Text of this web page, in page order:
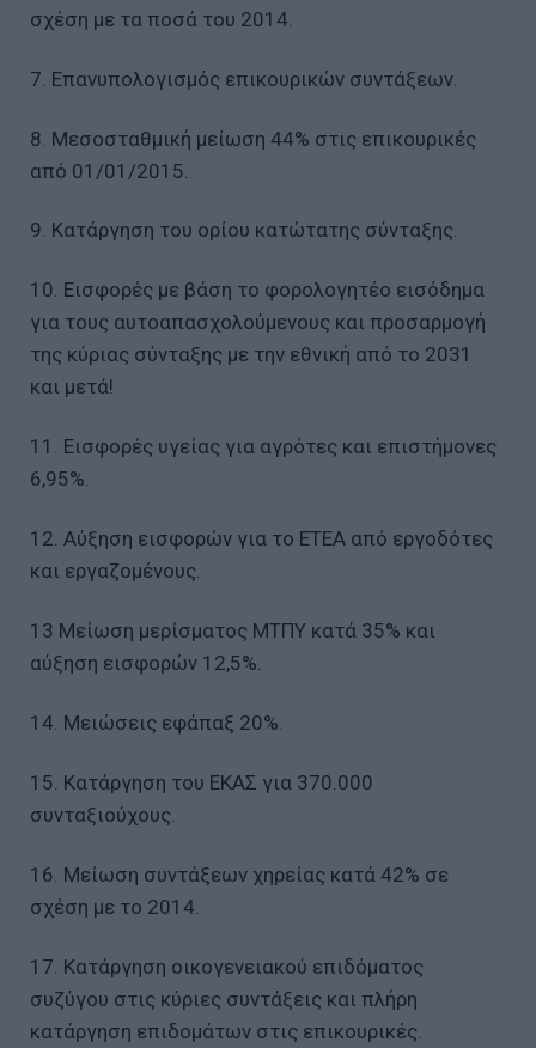
σχέση με τα ποσά του 2014.
7. Επανυπολογισμός επικουρικών συντάξεων.
8. Μεσοσταθμική μείωση 44% στις επικουρικές
από 01/01/2015.
9. Κατάργηση του ορίου κατώτατης σύνταξης.
10. Εισφορές με βάση το φορολογητέο εισόδημα
για τους αυτοαπασχολούμενους και προσαρμογή
της κύριας σύνταξης με την εθνική από το 2031
και μετά!
11. Εισφορές υγείας για αγρότες και επιστήμονες
6,95%.
12. Αύξηση εισφορών για το ΕΤΕΑ από εργοδότες
και εργαζομένους.
13 Μείωση μερίσματος ΜΤΠΥ κατά 35% και
αύξηση εισφορών 12,5%.
14. Μειώσεις εφάπαξ 20%.
15. Κατάργηση του ΕΚΑΣ για 370.000
συνταξιούχους.
16. Μείωση συντάξεων χηρείας κατά 42% σε
σχέση με το 2014.
17. Κατάργηση οικογενειακού επιδόματος
συζύγου στις κύριες συντάξεις και πλήρη
κατάργηση επιδομάτων στις επικουρικές.